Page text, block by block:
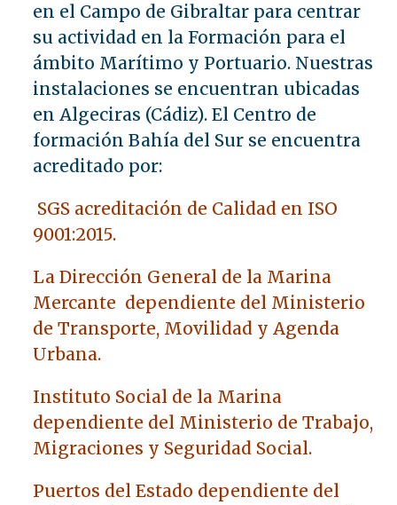
en el Campo de Gibraltar para centrar
su actividad en la Formación para el
ámbito Marítimo y Portuario. Nuestras
instalaciones se encuentran ubicadas
en Algeciras (Cádiz). El Centro de
formación Bahía del Sur se encuentra
acreditado por:
SGS acreditación de Calidad en ISO
9001:2015.
La Dirección General de la Marina
Mercante dependiente del Ministerio
de Transporte, Movilidad y Agenda
Urbana.
Instituto Social de la Marina
dependiente del Ministerio de Trabajo,
Migraciones y Seguridad Social.
Puertos del Estado dependiente del